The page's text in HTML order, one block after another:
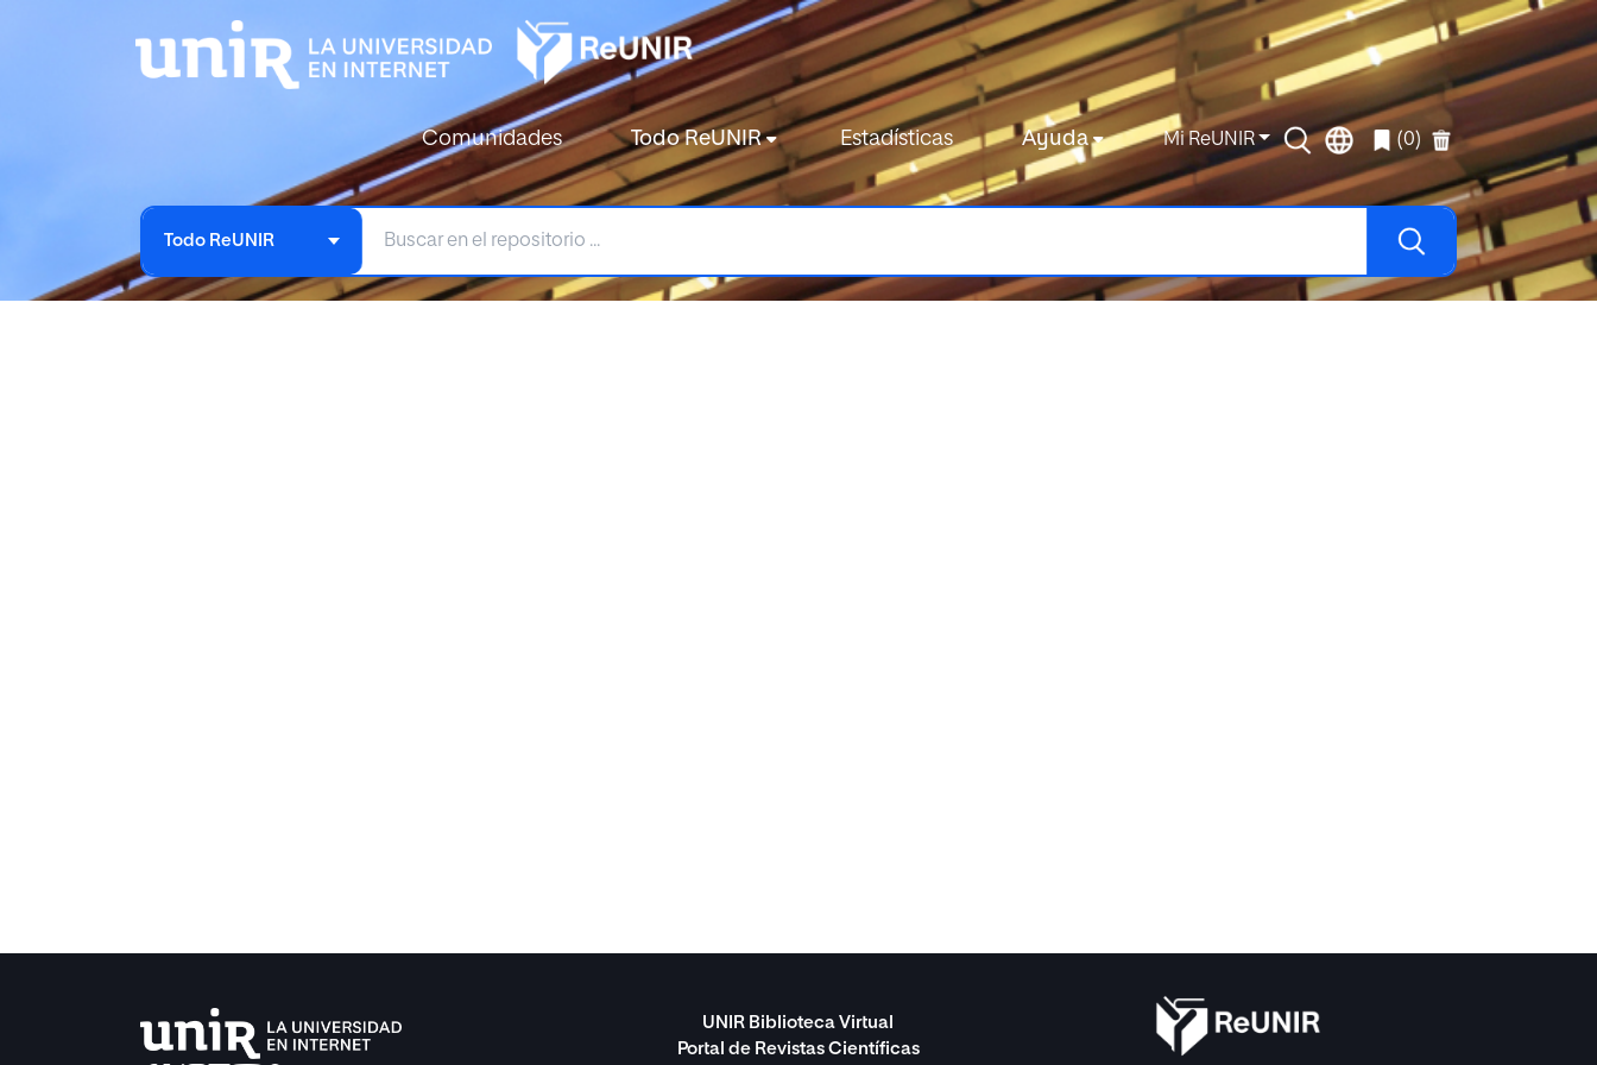
Comunidades Todo ReUNIR Estadísticas Ayuda Mi ReUNIR (0)
Todo ReUNIR
UNIR Biblioteca Virtual
Portal de Revistas Científicas